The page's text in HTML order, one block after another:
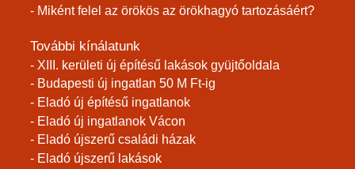
- Miként felel az örökös az örökhagyó tartozásáért?
További kínálatunk
- XIII. kerületi új építésű lakások gyüjtőoldala
- Budapesti új ingatlan 50 M Ft-ig
- Eladó új építésű ingatlanok
- Eladó új ingatlanok Vácon
- Eladó újszerű családi házak
- Eladó újszerű lakások